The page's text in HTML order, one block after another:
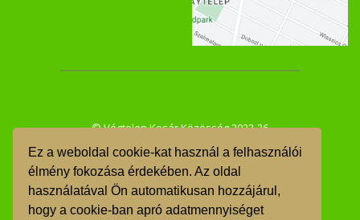
Ez a weboldal cookie-kat használ a felhasználói
élmény fokozása érdekében. Az oldal
használatával Ön automatikusan hozzájárul,
hogy a cookie-ban apró adatmennyiséget
© Végtelen Kosár Közösség 2022-26
ÁSZF
GDPR